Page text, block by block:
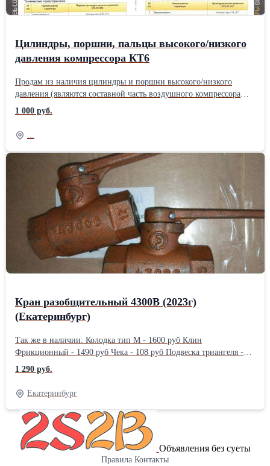
Цилиндры, поршни, пальцы высокого/низкого
давления компрессора КТ6
Продам из наличия цилиндры и поршни высокого/низкого
давления (являются составной часть воздушного компрессора
тепловоза КТ6/КТ7), новые, паспорта оригинал. Поршень ЦВД
гр.1 -7 шт. Поршень ЦВД гр.2 - 15 шт. Поршень ЦВД гр.3 - 32
шт. Поршень ЦВД гр.4 - 30 шт. Поршень ЦВД гр.5 - 46 шт.
Поршень ЦНД гр. 0 - 10 шт. Поршень ЦНД гр. 1 - 19 шт.
Поршень ЦНД гр. 2 -14 шт. Поршень ЦНД гр. 4 -23 шт.
Поршень ЦНД гр. 5 -39 шт. Цилиндр ЦВД гр.1 - 18 шт. Цилиндр
ЦВД гр.2 - 2 шт. Цилиндр ЦНД гр.1 - 12 шт. Цилиндр ЦНД гр.2
- 8 шт. Цилиндр ЦНД гр.3 - 1 шт. Палец поршневой ЦВД
32.04.00.04-009 3шт Палец поршневой ЦНД 32.03.00.04-002 3шт
Палец поршневой ЦВД КТ6.08.010 34.08.00.04-003 6шт Палец
поршневой ЦНД КТ6.05.007 34.05.00.02-008 12шт Палец шатуна
КТ6.03.014 34.03.00.03-014 6шт Палец жесткого шатуна
КТ6.03.013 34.03.00.02-004 6штПроизводитель: Собственное
производство Тип: Цилиндр тормозной поршень: Высокого
давления компрессора тепловоза шт Длина: 198 см Вес: 8.9 кг
1 000 руб.
Кран разобщительный 4300В (2023г)
(Екатеринбург)
Так же в наличии: Колодка тип М - 1600 руб Клин
Фрикционный - 1490 руб Чека - 108 руб Подвеска триангеля -
750 руб Втулка подвески п/у - 28 руб Втулка боковой рамы 47мм
- 67 руб Валик подвески - 250 руб Предохранитель 4384 - 117
руб Диск подпятника - 700 руб Прокладка сменная М1698.03.100
(2х лепестковый) -490 руб Клин тягового хомута - 1290 руб
Замкодержатель - 830 руб Подъемник замка - 540 руб Валик
подъемника - 830 руб Предохранитель замка - 625 руб Подвеска
маятниковая - 550 руб Цепочка - 250 руб Главная часть 270-023 -
6100 Магистральная часть 483-010 - 4700 руб Авторежим 265А-4
- 6250 руб Рукав Р17б - 1290 руб Кран 4300В -1290 руб Кран
1 290 руб.
Екатеринбург
Объявления без суеты
Правила Контакты